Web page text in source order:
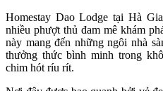
Homestay Dao Lodge tại Hà
nhiều phượt thủ đam mê khám
này mang đến những ngôi nhà
thưởng thức bình minh trong
chim hót ríu rít.